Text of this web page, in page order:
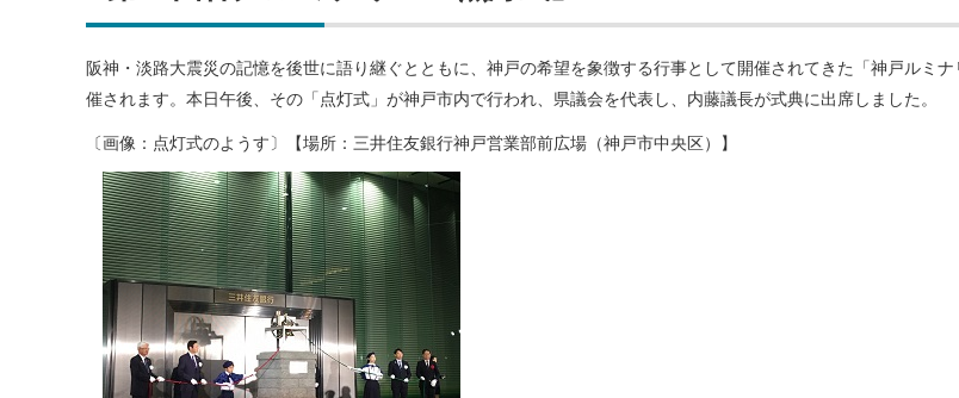
阪神・淡路大震災の記憶を後世に語り継ぐとともに、神戸の希望を象徴する行事として開催されてきた「神戸ルミ
催されます。本日午後、その「点灯式」が神戸市内で行われ、県議会を代表し、内藤議長が式典に出席しました。
〔画像：点灯式のようす〕【場所：三井住友銀行神戸営業部前広場（神戸市中央区）】